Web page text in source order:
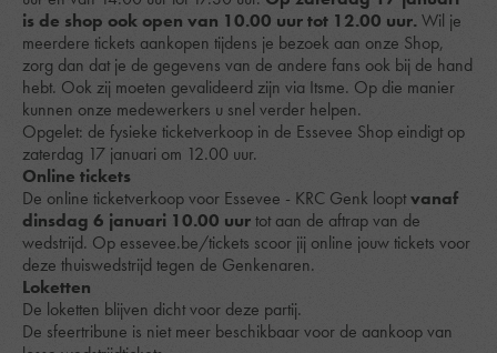
is de shop ook open van 10.00 uur tot 12.00 uur.Wil je
meerdere tickets aankopen tijdens je bezoek aan onze Shop,
zorg dan dat je de gegevens van de andere fans ook bij de hand
hebt. Ook zij moeten gevalideerd zijn via Itsme. Op die manier
kunnen onze medewerkers u snel verder helpen.
Opgelet: de fysieke ticketverkoop in de Essevee Shop eindigt op
zaterdag 17 januari om 12.00 uur.
Online tickets
De online ticketverkoop voor Essevee - KRC Genk looptvanaf
dinsdag 6 januari 10.00 uurtot aan de aftrap van de
wedstrijd. Op essevee.be/tickets scoor jij online jouw tickets voor
deze thuiswedstrijd tegen de Genkenaren.
Loketten
De loketten blijven dicht voor deze partij.
De sfeertribune is niet meer beschikbaar voor de aankoop van